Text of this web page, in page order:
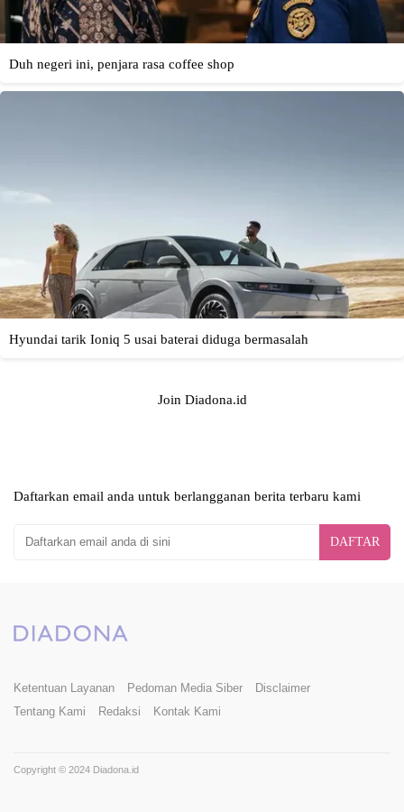
Join Diadona.id
Daftarkan email anda untuk berlangganan berita terbaru kami
DAFTAR
Ketentuan Layanan Pedoman Media Siber
Disclaimer
Tentang Kami
Redaksi Kontak Kami
Copyright © 2024 Diadona.id